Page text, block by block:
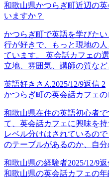
和歌山県かつらぎ町近辺の
いますか？
かつらぎ町で英語を学びた
行が好きで、もっと現地の
ています。 英会話カフェの
立地、雰囲気、講師の質など
英語好きさん2025/12/9返信 2
かつらぎ町の英会話カフェ
和歌山県在住の英語初心者
て、英会話カフェに興味を
レベル分けはされているの
のテーブルがあるのか、自
和歌山県の経験者2025/12/9返
和歌山県の英会話カフェの